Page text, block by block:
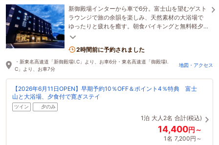
新御殿場インターから車で6分。富士山を望むゲスト
ラウンジで旅の余韻を楽しみ、天然素材の大浴場で
ゆったりと疲れを癒す。朝食バイキングと無料軽夕
食付き。
2時間前に予約されました
・新東名高速道「新御殿場I.C」より、お車6分・東名高速道「御殿場I.
C」より、お車7分
地図・アクセス
【2026年6月11日OPEN】早期予約10％OFF＆ポイント4％特典 富士
山と大浴場、夕食付で寛ぎステイ
ツイン 夕のみ
1泊 大人2名 合計(税込)
14,400円～
1名 7,200円～